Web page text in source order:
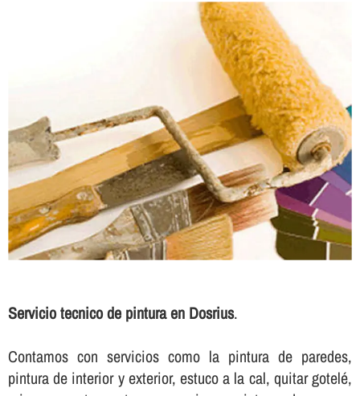
Servicio tecnico de pintura en Dosrius.
Contamos con servicios como la pintura de paredes,
pintura de interior y exterior, estuco a la cal, quitar gotelé,